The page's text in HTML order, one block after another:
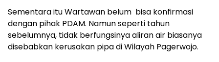
Sementara itu Wartawan belum bisa konfirmasi
dengan pihak PDAM. Namun seperti tahun
sebelumnya, tidak berfungsinya aliran air biasanya
disebabkan kerusakan pipa di Wilayah Pagerwojo.